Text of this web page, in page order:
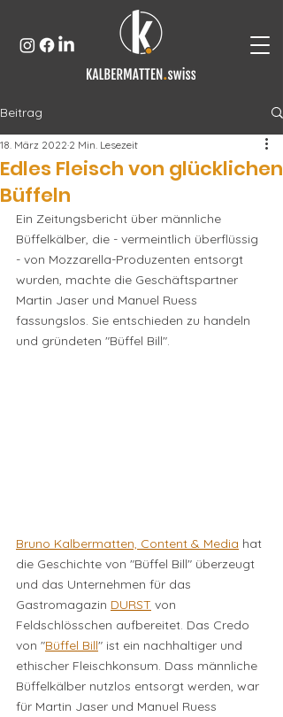
Beitrag
Edles Fleisch von glücklichen
Büffeln
18. März 2022 2 Min. Lesezeit
Ein Zeitungsbericht über männliche
Büffelkälber, die - vermeintlich überflüssig
- von Mozzarella-Produzenten entsorgt
wurden, machte die Geschäftspartner
Martin Jaser und Manuel Ruess
fassungslos. Sie entschieden zu handeln
und gründeten "Büffel Bill".
Bruno Kalbermatten, Content & Media hat
die Geschichte von "Büffel Bill" überzeugt
und das Unternehmen für das
Gastromagazin DURST von
Feldschlösschen aufbereitet. Das Credo
von "Büffel Bill" ist ein nachhaltiger und
ethischer Fleischkonsum. Dass männliche
Büffelkälber nutzlos entsorgt werden, war
für Martin Jaser und Manuel Ruess